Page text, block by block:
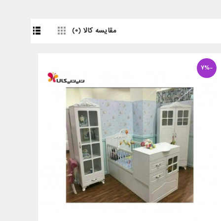
مقایسه کالا (0)
-7%